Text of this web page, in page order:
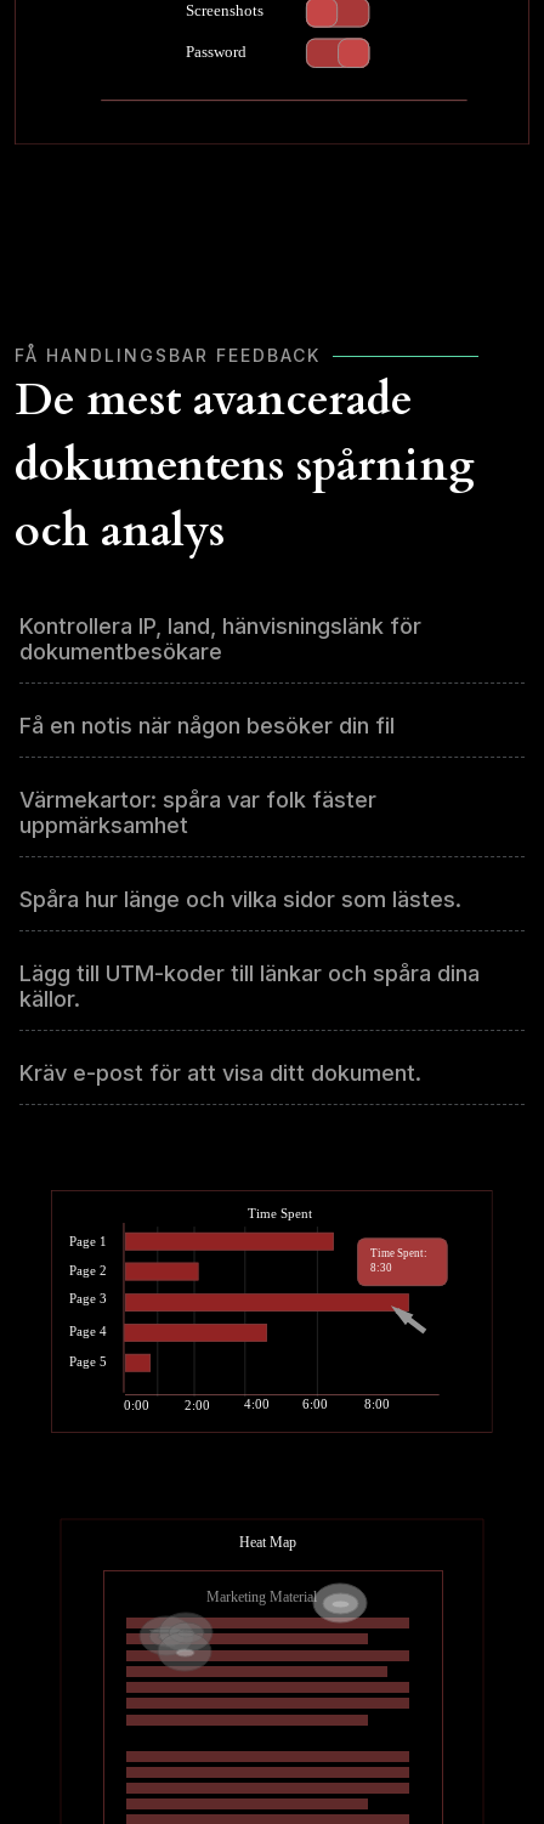
FÅ HANDLINGSBAR FEEDBACK
De mest avancerade
dokumentens spårning
och analys
Kontrollera IP, land, hänvisningslänk för
dokumentbesökare
Få en notis när någon besöker din fil
Värmekartor: spåra var folk fäster
uppmärksamhet
Spåra hur länge och vilka sidor som lästes.
Lägg till UTM-koder till länkar och spåra dina
källor.
Kräv e-post för att visa ditt dokument.